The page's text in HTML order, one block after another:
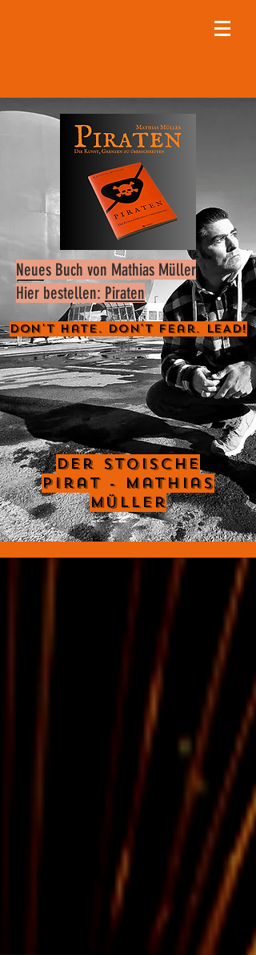
Neues Buch von Mathias Müller
Hier bestellen: Piraten
Don't Hate. Don't Fear. LEAD!
Der Stoische
Pirat - Mathias
Müller